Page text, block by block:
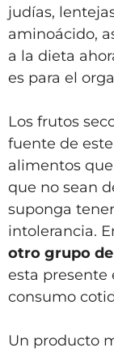
judías,
aminoácido,
a la dieta
es para el
Los frutos
fuente de
alimentos
que no sean
suponga
intolerancia.
otro grupo
esta
consumo
Un producto